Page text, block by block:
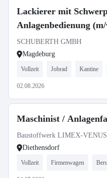
Lackierer mit
Anlagenbedienung
SCHUBERTH GMBH
Magdeburg
Vollzeit Jobrad Kantine
02.08.2026
Maschinist /
Baustoffwerk LIMEX-
Diethensdorf
Vollzeit Firmenwagen